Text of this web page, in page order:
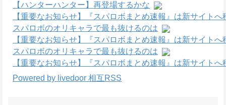
【ハンターハンター】再登場するかな
【重要なお知らせ】『スパロボまとめ速報』は新サイトへ
スパロボのオリキャラで最も抜けるのは
【重要なお知らせ】『スパロボまとめ速報』は新サイトへ
スパロボのオリキャラで最も抜けるのは
【重要なお知らせ】『スパロボまとめ速報』は新サイトへ
Powered by livedoor 相互RSS